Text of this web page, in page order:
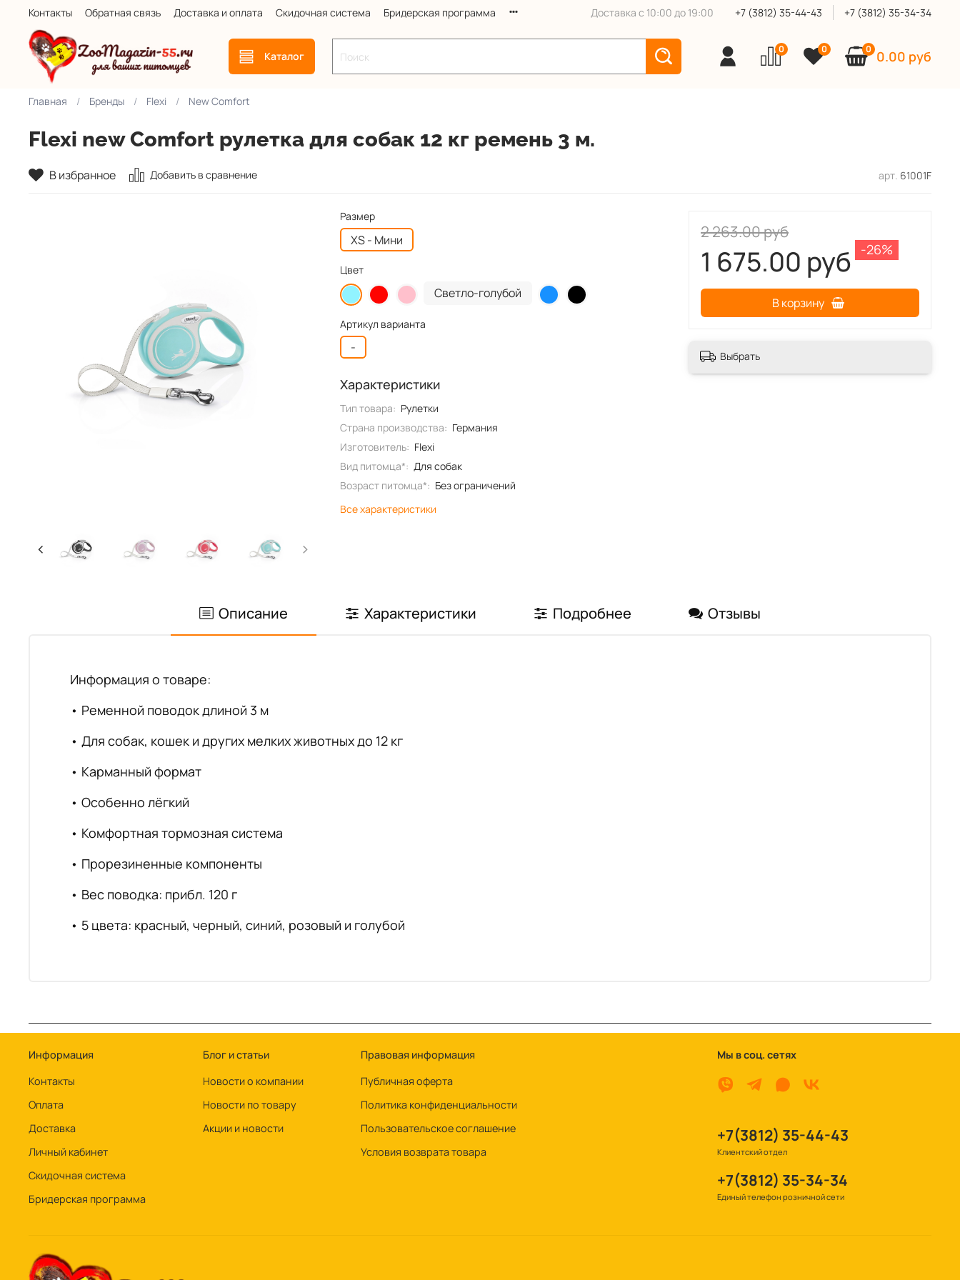
Контакты Обратная связь Доставка и оплата Скидочная система Бридерская программа Доставка с 10:00 до 19:00 +7 (3812) 35-44-43 +7 (3812) 35-34-34
Каталог
0 0 0 0.00 руб
Главная Бренды Flexi New Comfort
Flexi new Comfort рулетка для собак 12 кг ремень 3 м.
В избранное Добавить в сравнение арт. 61001F
Размер
XS - Мини
Цвет
Светло-голубой
Артикул варианта
-
Характеристики
Тип товара: Рулетки
Страна производства: Германия
Изготовитель: Flexi
Вид питомца*: Для собак
Возраст питомца*: Без ограничений
Все характеристики
2 263.00 руб
1 675.00 руб -26%
В корзину
Выбрать
Описание Характеристики Подробнее Отзывы
Информация о товаре:
• Ременной поводок длиной 3 м
• Для собак, кошек и других мелких животных до 12 кг
• Карманный формат
• Особенно лёгкий
• Комфортная тормозная система
• Прорезиненные компоненты
• Вес поводка: прибл. 120 г
• 5 цвета: красный, черный, синий, розовый и голубой
Информация
Контакты
Оплата
Доставка
Личный кабинет
Скидочная система
Бридерская программа
Блог и статьи
Новости о компании
Новости по товару
Акции и новости
Правовая информация
Публичная оферта
Политика конфиденциальности
Пользовательское соглашение
Условия возврата товара
Мы в соц. сетях
+7(3812) 35-44-43
Клиентский отдел
+7(3812) 35-34-34
Единый телефон розничной сети